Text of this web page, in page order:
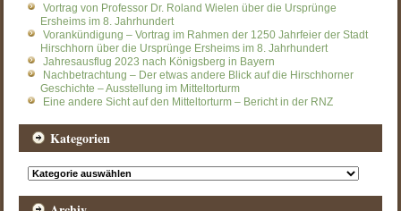
Vortrag von Professor Dr. Roland Wielen über die Ursprünge
Ersheims im 8. Jahrhundert
Vorankündigung – Vortrag im Rahmen der 1250 Jahrfeier der Stadt
Hirschhorn über die Ursprünge Ersheims im 8. Jahrhundert
Jahresausflug 2023 nach Königsberg in Bayern
Nachbetrachtung – Der etwas andere Blick auf die Hirschhorner
Geschichte – Ausstellung im Mitteltorturm
Eine andere Sicht auf den Mitteltorturm – Bericht in der RNZ
Kategorien
Kategorien